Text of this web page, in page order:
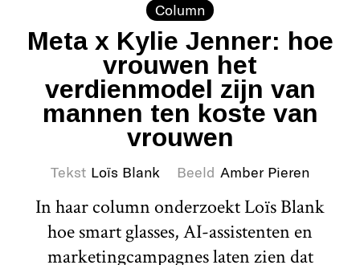
Column
Meta x Kylie Jenner: hoe
vrouwen het
verdienmodel zijn van
mannen ten koste van
vrouwen
Tekst Loïs Blank Beeld Amber Pieren
In haar column onderzoekt Loïs Blank
hoe smart glasses, AI-assistenten en
marketingcampagnes laten zien dat